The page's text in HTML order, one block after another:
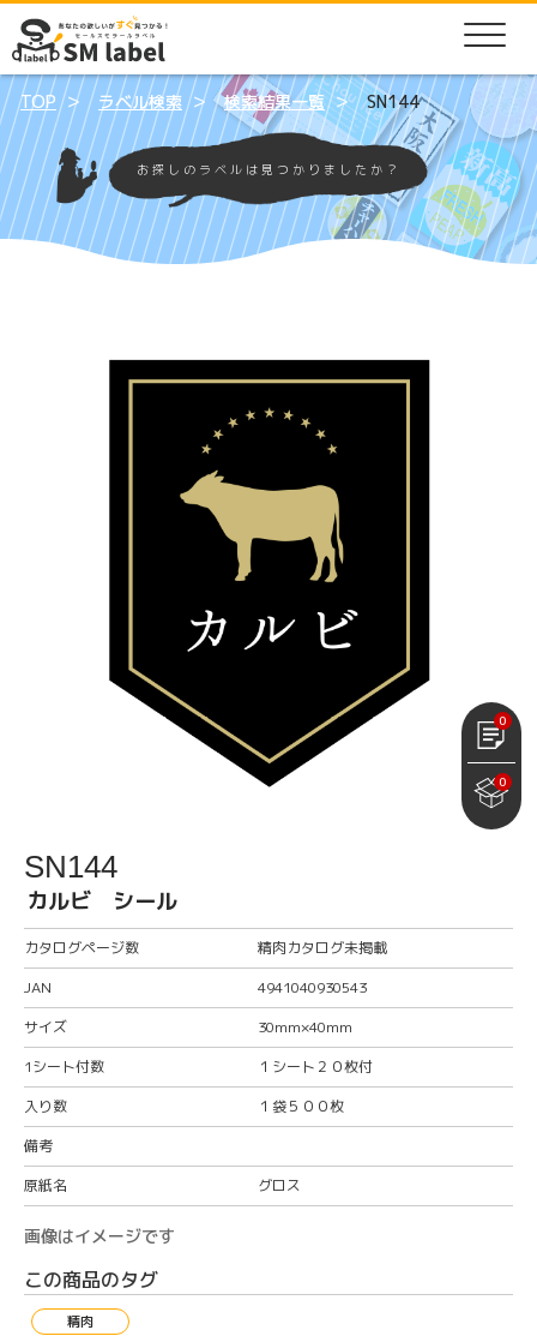
TOP ラベル検索 検索結果一覧 SN144
お探しのラベルは見つかりましたか？
0
0
SN144
カルビ シール
カタログページ数
精肉カタログ未掲載
JAN
4941040930543
サイズ
30mm×40mm
1シート付数
１シート２０枚付
入り数
１袋５００枚
備考
原紙名
グロス
画像はイメージです
この商品のタグ
精肉